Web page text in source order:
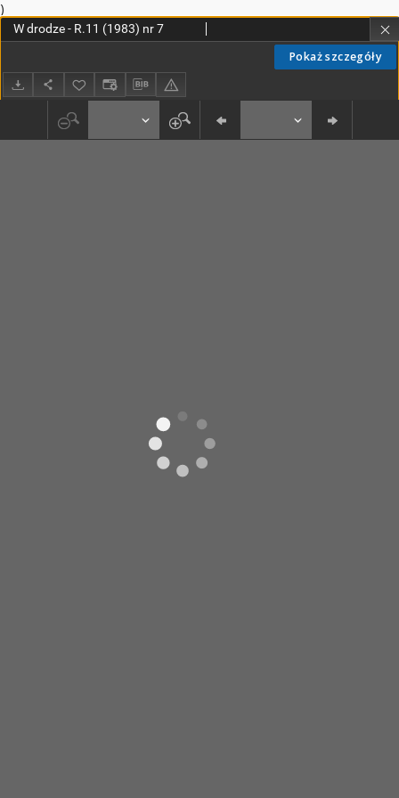
)
Pokaż szczegóły
W drodze - R.11 (1983) nr 7